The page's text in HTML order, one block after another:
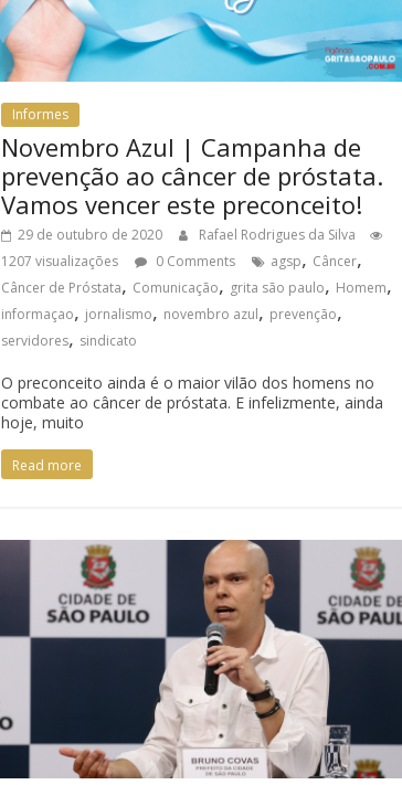
Informes
Novembro Azul | Campanha de
prevenção ao câncer de próstata.
Vamos vencer este preconceito!
29 de outubro de 2020
Rafael Rodrigues da Silva
1207 visualizações
0 Comments agsp, Câncer,
Câncer de Próstata, Comunicação, grita são paulo, Homem,
informaçao, jornalismo, novembro azul, prevenção,
servidores, sindicato
O preconceito ainda é o maior vilão dos homens no
combate ao câncer de próstata. E infelizmente, ainda
hoje, muito
Read more